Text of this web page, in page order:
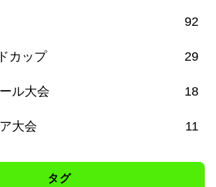
92
カップ 29
ル大会 18
大会 11
タグ